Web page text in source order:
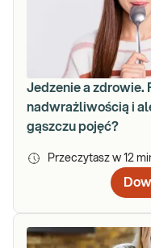
Jedzenie a zdrowie.
nadwrażliwością i
gąszczu pojęć?
Przeczytasz w 12